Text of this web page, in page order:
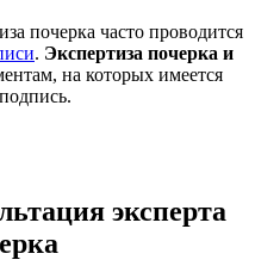
почерка часто проводится
. Экспертиза почерка и
на которых имеется
эксперта